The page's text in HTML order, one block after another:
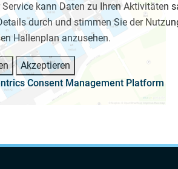
kann Daten zu Ihren Aktivitäten
durch und stimmen Sie der
Hallenplan anzusehen.
Akzeptieren
Consent Management Platform